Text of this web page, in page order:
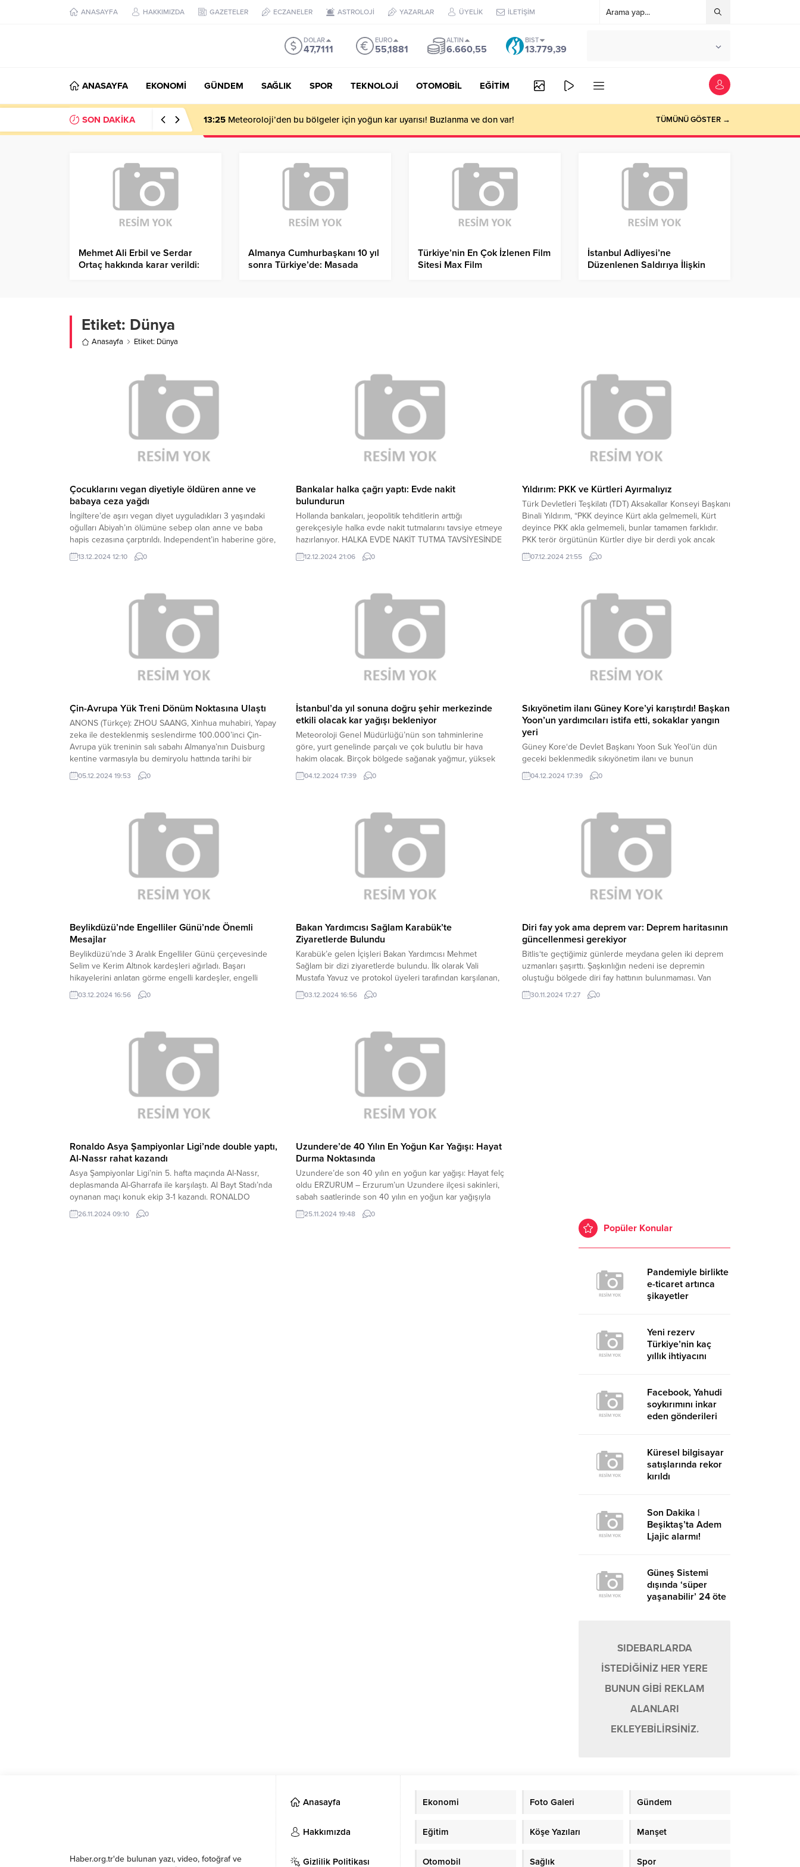
ANASAYFA HAKKIMIZDA GAZETELER ECZANELER ASTROLOJİ YAZARLAR ÜYELİK İLETİŞİM
DOLAR
47,7111
EURO
55,1881
ALTIN
6.660,55
BIST
13.779,39
ANASAYFA EKONOMİ GÜNDEM SAĞLIK SPOR TEKNOLOJİ OTOMOBİL EĞİTİM
SON DAKİKA 13:25 Meteoroloji’den bu bölgeler için yoğun kar uyarısı! Buzlanma ve don var! TÜMÜNÜ GÖSTER →
Mehmet Ali Erbil ve Serdar
Ortaç hakkında karar verildi:
Almanya Cumhurbaşkanı 10 yıl
sonra Türkiye’de: Masada
Türkiye’nin En Çok İzlenen Film
Sitesi Max Film
İstanbul Adliyesi’ne
Düzenlenen Saldırıya İlişkin
Etiket: Dünya
Anasayfa Etiket: Dünya
Çocuklarını vegan diyetiyle öldüren anne ve
babaya ceza yağdı
İngiltere’de aşırı vegan diyet uyguladıkları 3 yaşındaki
oğulları Abiyah’ın ölümüne sebep olan anne ve baba
hapis cezasına çarptırıldı. Independent’in haberine göre,
çift 2020 yılında çocuklarına sadece kuruyemiş, kuru
üzüm ve soya sütünden oluşan katı bir diyet uyguladı.
13.12.2024 12:10 0
Bankalar halka çağrı yaptı: Evde nakit
bulundurun
Hollanda bankaları, jeopolitik tehditlerin arttığı
gerekçesiyle halka evde nakit tutmalarını tavsiye etmeye
hazırlanıyor. HALKA EVDE NAKİT TUTMA TAVSİYESİNDE
BULUNULACAK Yerel basında yer alan habere göre,
Hollanda Bankalar Birliği noel tatili dönemi sonrasında
yaşanabilecek olası sorunları görüşecek. Toplantının...
12.12.2024 21:06 0
Yıldırım: PKK ve Kürtleri Ayırmalıyız
Türk Devletleri Teşkilatı (TDT) Aksakallar Konseyi Başkanı
Binali Yıldırım, “PKK deyince Kürt akla gelmemeli, Kürt
deyince PKK akla gelmemeli, bunlar tamamen farklıdır.
PKK terör örgütünün Kürtler diye bir derdi yok ancak
Türklerin de Kürtlerin de PKK gibi bir sorunu var.” dedi.
Yıldırım, Merkez Spor Salonu’nda düzenlenen AK
07.12.2024 21:55 0
Çin-Avrupa Yük Treni Dönüm Noktasına Ulaştı
ANONS (Türkçe): ZHOU SAANG, Xinhua muhabiri, Yapay
zeka ile desteklenmiş seslendirme 100.000’inci Çin-
Avrupa yük treninin salı sabahı Almanya’nın Duisburg
kentine varmasıyla bu demiryolu hattında tarihi bir
dönüm noktasına ulaşıldı. ANONS (Türkçe): ZHOU
SAANG, Xinhua muhabiri, Yapay zeka ile desteklenmiş
05.12.2024 19:53 0
İstanbul’da yıl sonuna doğru şehir merkezinde
etkili olacak kar yağışı bekleniyor
Meteoroloji Genel Müdürlüğü’nün son tahminlerine
göre, yurt genelinde parçalı ve çok bulutlu bir hava
hakim olacak. Birçok bölgede sağanak yağmur, yüksek
kesimlerde ise kar yağışı etkili olmaya hazırlanıyor.
İstanbul‘da kar yağışı bekleyenler için ise sabırsızlık bir
Kartal çevresinde...
04.12.2024 17:39 0
Sıkıyönetim ilanı Güney Kore’yi karıştırdı! Başkan
Yoon’un yardımcıları istifa etti, sokaklar yangın
yeri
Güney Kore‘de Devlet Başkanı Yoon Suk Yeol’ün dün
geceki beklenmedik sıkıyönetim ilanı ve bunun
parlamentoda kaldırılmasının yankıları sürerken, ülkede
tansiyon bir an olsun düşmüyor. BAŞKANIN
muhalefet partilerinden karşı hamle geldi. Ülkedeki
muhalefet partileri, Yoon’un görevden azli için bugün...
04.12.2024 17:39 0
Beylikdüzü’nde Engelliler Günü’nde Önemli
Mesajlar
Beylikdüzü’nde 3 Aralık Engelliler Günü çerçevesinde
Selim ve Kerim Altınok kardeşleri ağırladı. Başarı
hikayelerini anlatan görme engelli kardeşler, engelli
ailelerine de çağrıda bulunarak, “Korumacı davranmayın.
Bırakın çocuklarınız evden çıksınlar, buraya belediyeye
dolayısıyla görme engelli kardeşler Selim...
03.12.2024 16:56 0
Bakan Yardımcısı Sağlam Karabük’te
Ziyaretlerde Bulundu
Karabük’e gelen İçişleri Bakan Yardımcısı Mehmet
Sağlam bir dizi ziyaretlerde bulundu. İlk olarak Vali
Mustafa Yavuz ve protokol üyeleri tarafından karşılanan,
İçişleri Bakan Yardımcısı Mehmet Sağlam, Valilik Şeref
Defteri’ni imzaladı. Makamda Yavuz ile görüşen Bakan
Karabük’teki genel durum,...
03.12.2024 16:56 0
Diri fay yok ama deprem var: Deprem haritasının
güncellenmesi gerekiyor
Bitlis‘te geçtiğimiz günlerde meydana gelen iki deprem
uzmanları şaşırttı. Şaşkınlığın nedeni ise depremin
oluştuğu bölgede diri fay hattının bulunmaması. Van
Yüzüncü Yıl Üniversitesi Jeofizik Mühendisliği Bölümü
Öğretim Üyesi Doç. Dr. Hamdi Alkan, “Meydana gelen
30.11.2024 17:27 0
Ronaldo Asya Şampiyonlar Ligi’nde double yaptı,
Al-Nassr rahat kazandı
Asya Şampiyonlar Ligi’nin 5. hafta maçında Al-Nassr,
deplasmanda Al-Gharrafa ile karşılaştı. Al Bayt Stadı’nda
oynanan maçı konuk ekip 3-1 kazandı. RONALDO
DOUBLE YAPTI Al-Nassr’a galibiyeti getiren golleri 46 ve
64. dakikalarda Cristiano Ronaldo, 58. dakikada ise
26.11.2024 09:10 0
Uzundere’de 40 Yılın En Yoğun Kar Yağışı: Hayat
Durma Noktasında
Uzundere’de son 40 yılın en yoğun kar yağışı: Hayat felç
oldu ERZURUM – Erzurum’un Uzundere ilçesi sakinleri,
sabah saatlerinde son 40 yılın en yoğun kar yağışıyla
uyandı. Kar kalınlığı 50 cm’yi aşarken, ilçe merkezi ve
köy yolları kapandı. Akşam saatlerinde başlayan ve
25.11.2024 19:48 0
Popüler Konular
Pandemiyle birlikte
e-ticaret artınca
şikayetler
Yeni rezerv
Türkiye’nin kaç
yıllık ihtiyacını
Facebook, Yahudi
soykırımını inkar
eden gönderileri
Küresel bilgisayar
satışlarında rekor
kırıldı
Son Dakika |
Beşiktaş’ta Adem
Ljajic alarmı!
Güneş Sistemi
dışında ‘süper
yaşanabilir’ 24 öte
SIDEBARLARDA
İSTEDİĞİNİZ HER YERE
BUNUN GİBİ REKLAM
ALANLARI
EKLEYEBİLİRSİNİZ.
Haber.org.tr'de bulunan yazı, video, fotoğraf ve
Anasayfa
Hakkımızda
Gizlilik Politikası
Ekonomi Foto Galeri Gündem
Eğitim Köşe Yazıları Manşet
Otomobil Sağlık Spor